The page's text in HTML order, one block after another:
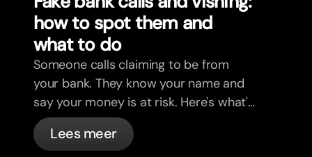
how to spot them and
what to do
Someone calls claiming to be from
your bank. They know your name and
say your money is at risk. Here's what's
actually happening, and what to do.
Lees meer